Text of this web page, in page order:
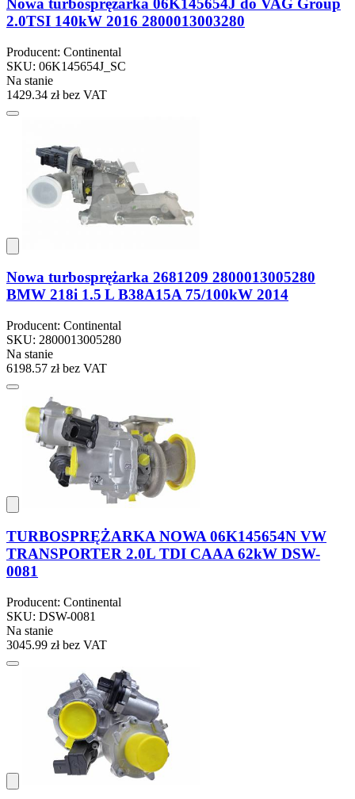
Nowa turbosprężarka 06K145654J do VAG Group
2.0TSI 140kW 2016 2800013003280
Producent: Continental
SKU: 06K145654J_SC
Na stanie
1429.34 złbez VAT
Nowa turbosprężarka 2681209 2800013005280
BMW 218i 1.5 L B38A15A 75/100kW 2014
Producent: Continental
SKU: 2800013005280
Na stanie
6198.57 złbez VAT
TURBOSPRĘŻARKA NOWA 06K145654N VW
TRANSPORTER 2.0L TDI CAAA 62kW DSW-
0081
Producent: Continental
SKU: DSW-0081
Na stanie
3045.99 złbez VAT